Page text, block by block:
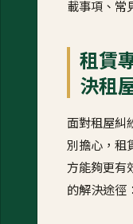
載事項、常
租賃
決租
面對租屋糾
別擔心，租
方能夠更有
的解決途徑：